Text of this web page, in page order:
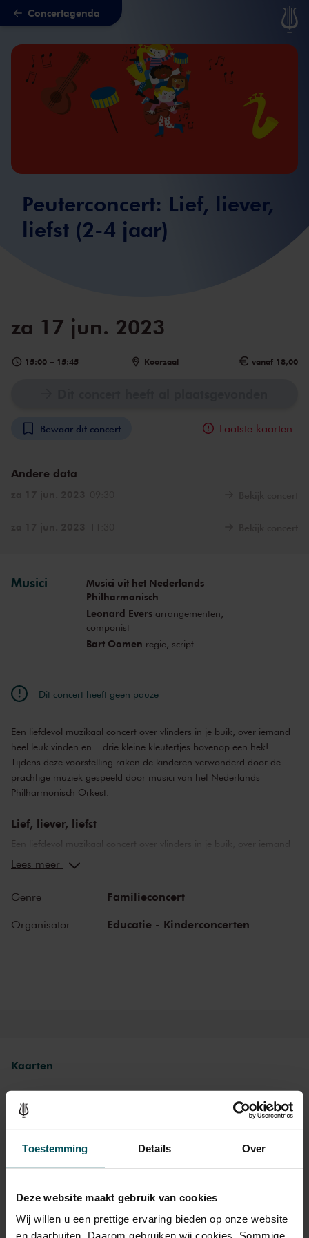
Toestemming Details Over
Deze website maakt gebruik van cookies
Wij willen u een prettige ervaring bieden op onze website
en daarbuiten. Daarom gebruiken wij cookies. Sommige
Naar hoofdcontent
Concertagenda
Peuterconcert: Lief, liever,
liefst (2-4 jaar)
za 17 jun. 2023
15:00 – 15:45 Koorzaal vanaf 18,00
Bewaar dit concert Laatste kaarten
Andere data
Musici
Musici uit het Nederlands
Philharmonisch
Leonard Eversarrangementen,
componist
Bart Oomen regie, script
Dit concert heeft geen pauze
Een liefdevol muzikaal concert over vlinders in je buik, over iemand
heel leuk vinden en... drie kleine kleutertjes bovenop een hek!
Tijdens deze voorstelling raken de kinderen verwonderd door de
prachtige muziek gespeeld door musici van het Nederlands
Philharmonisch Orkest.
Lief, liever, liefst
Een liefdevol muzikaal concert over vlinders in je buik, over iemand
heel leuk vinden en... drie kleine kleutertjes bovenop een hek!
Philharmonisch Orkest. Een krachtige voorstelling voor peuters van
2 tot 4 jaar. Deze voorstelling is ook geschikt voor mensen met een
verstandelijke beperking.
Lees meer
Genre Familieconcert
Organisator Educatie - Kinderconcerten
Kaarten
Standaard € 18,00